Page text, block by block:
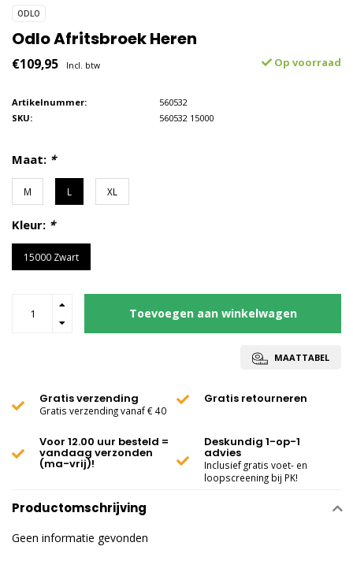
ODLO
Odlo Afritsbroek Heren
€109,95 Incl. btw Op voorraad
Artikelnummer:
560532
SKU:
560532 15000
Maat: *
M L XL
Kleur: *
15000 Zwart
Toevoegen aan winkelwagen
MAATTABEL
Gratis verzending
Gratis verzending vanaf € 40
Gratis retourneren
Voor 12.00 uur besteld =
vandaag verzonden
(ma-vrij)!
Deskundig 1-op-1
advies
Inclusief gratis voet- en
loopscreening bij PK!
Productomschrijving
Geen informatie gevonden